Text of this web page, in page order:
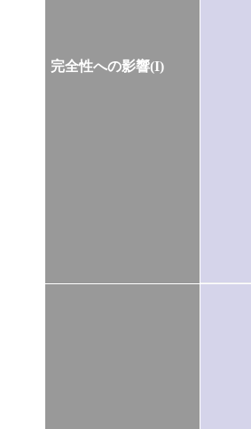
完全性への影響(I)